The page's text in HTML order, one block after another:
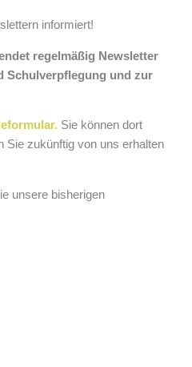
informiert!
regelmäßig Newsletter
Schulverpflegung und zur
Sie können dort
Sie zukünftig von uns erhalten
unsere bisherigen